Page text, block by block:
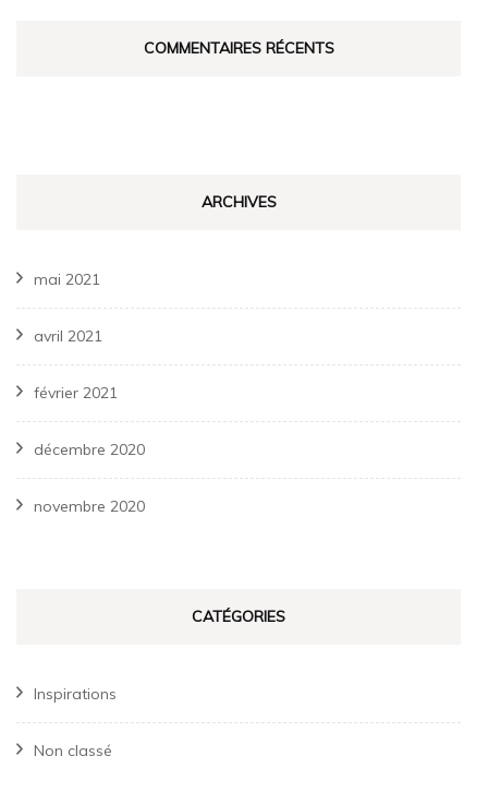
COMMENTAIRES RÉCENTS
ARCHIVES
mai 2021
avril 2021
février 2021
décembre 2020
novembre 2020
CATÉGORIES
Inspirations
Non classé